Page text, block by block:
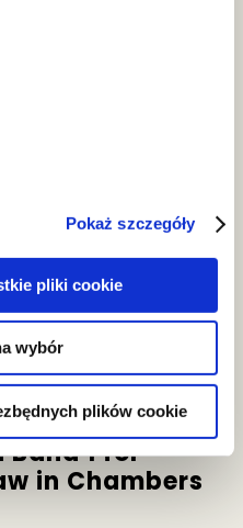
Pokaż szczegóły
pliki cookie
wybór
plików cookie
Band 1 for
in Chambers